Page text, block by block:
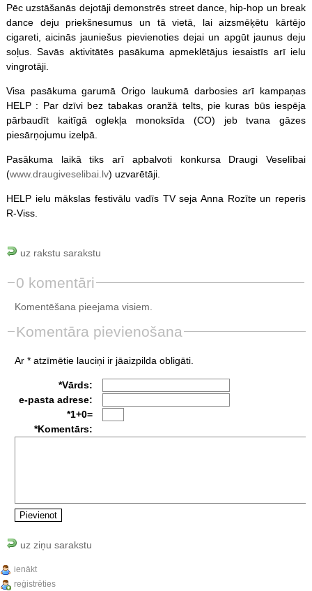
Pēc uzstāšanās dejotāji demonstrēs street dance, hip-hop un break
dance deju priekšnesumus un tā vietā, lai aizsmēķētu kārtējo
cigareti, aicinās jauniešus pievienoties dejai un apgūt jaunus deju
soļus. Savās aktivitātēs pasākuma apmeklētājus iesaistīs arī ielu
vingrotāji.
Visa pasākuma garumā Origo laukumā darbosies arī kampaņas
HELP : Par dzīvi bez tabakas oranžā telts, pie kuras būs iespēja
pārbaudīt kaitīgā oglekļa monoksīda (CO) jeb tvana gāzes
piesārņojumu izelpā.
Pasākuma laikā tiks arī apbalvoti konkursa Draugi Veselībai
(www.draugiveselibai.lv) uzvarētāji.
HELP ielu mākslas festivālu vadīs TV seja Anna Rozīte un reperis
R-Viss.
uz rakstu sarakstu
0 komentāri
Komentēšana pieejama visiem.
Komentāra pievienošana
Ar * atzīmētie lauciņi ir jāaizpilda obligāti.
*Vārds:
e-pasta adrese:
*1+0=
*Komentārs:
uz ziņu sarakstu
ienākt
reģistrēties